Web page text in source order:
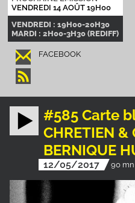
VENDREDI 14 AOÛT 19H00
VENDREDI : 19H00-20H30
MARDI : 2H00-3H30 (REDIFF)
FACEBOOK
#585 Carte
CHRETIEN &
BERNIQUE
12/05/2017 90 mn